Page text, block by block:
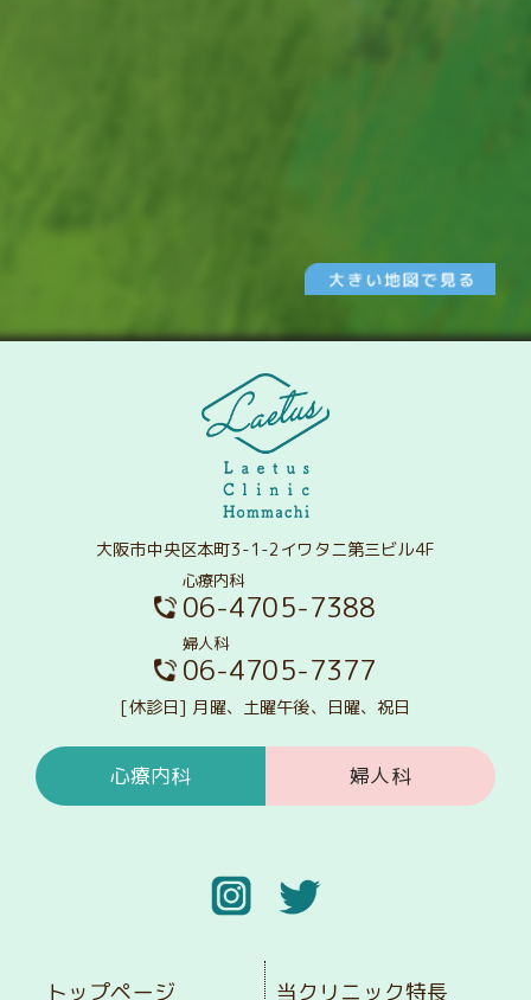
大阪市中央区本町3-1-2イワタニ第三ビル4F
心療内科
06-4705-7388
婦人科
06-4705-7377
[休診日] 月曜、土曜午後、日曜、祝日
心療内科 婦人科
トップページ 当クリニック特長